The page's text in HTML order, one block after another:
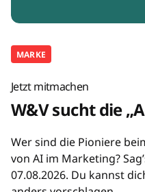
MARKE
Jetzt mitmachen
W&V sucht die
Wer sind die Pioniere
von AI im Marketing?
07.08.2026. Du kannst